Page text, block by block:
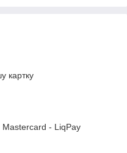
картку
- LiqPay